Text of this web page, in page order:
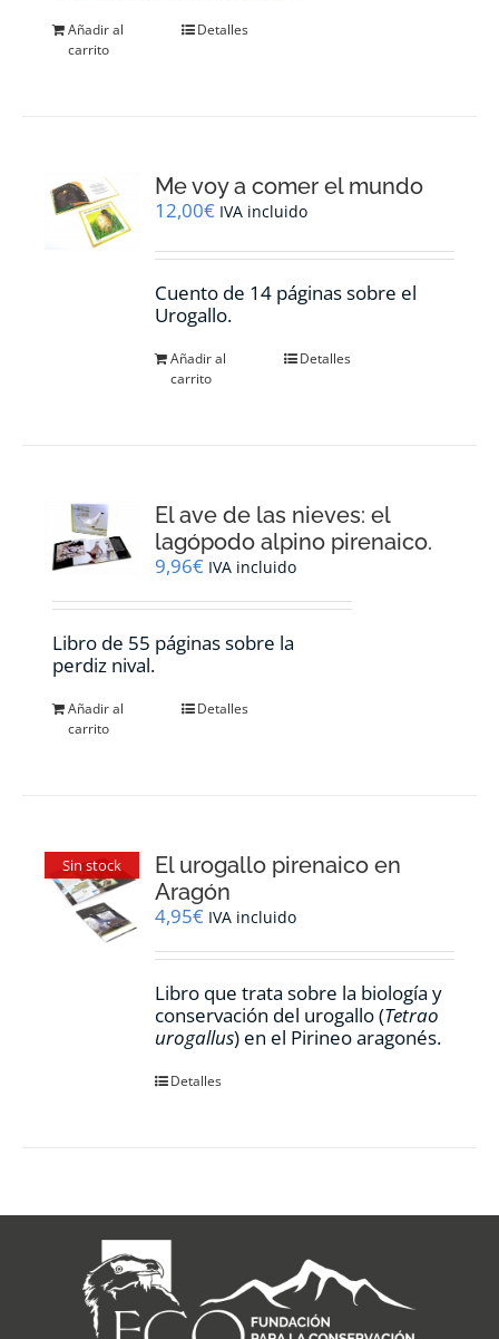
Añadir al
carrito
Detalles
Me voy a comer el mundo
12,00€ IVA incluido
Cuento de 14 páginas sobre el
Urogallo.
Añadir al
carrito
Detalles
El ave de las nieves: el
lagópodo alpino pirenaico.
9,96€ IVA incluido
Libro de 55 páginas sobre la
perdiz nival.
Añadir al
carrito
Detalles
Sin stock
El urogallo pirenaico en
Aragón
4,95€ IVA incluido
Libro que trata sobre la biología y
conservación del urogallo (Tetrao
urogallus) en el Pirineo aragonés.
Detalles